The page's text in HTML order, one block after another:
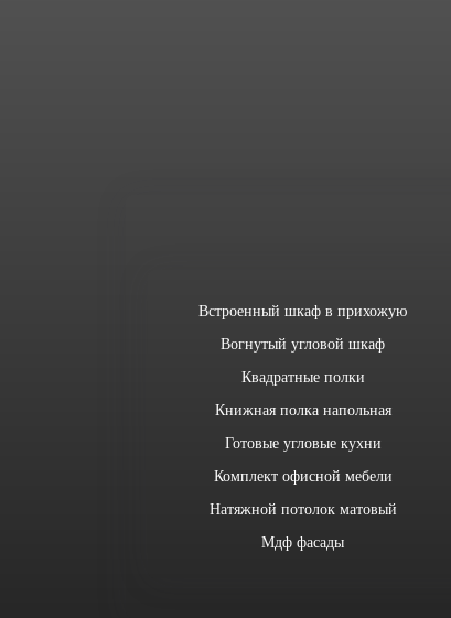
Встроенный шкаф в прихожую
Вогнутый угловой шкаф
Квадратные полки
Книжная полка напольная
Готовые угловые кухни
Комплект офисной мебели
Натяжной потолок матовый
Мдф фасады